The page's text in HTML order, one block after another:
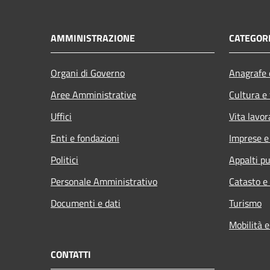
AMMINISTRAZIONE
Organi di Governo
Aree Amministrative
Uffici
Enti e fondazioni
Politici
Personale Amministrativo
Documenti e dati
Cultura
Vita
Imprese
Appalti
Catasto
Turismo
Mobilità
CONTATTI